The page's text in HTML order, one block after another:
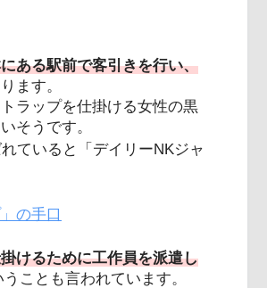
ある駅前で客引きを行い、
ます。
ラップを仕掛ける女性の黒
そうです。
れていると「デイリーNKジャ
の手口
けるために工作員を派遣し
ことも言われています。